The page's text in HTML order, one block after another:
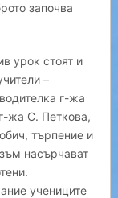
започва
урок стоят и
–
г-жа
жа С. Петкова,
търпение и
насърчават
учениците